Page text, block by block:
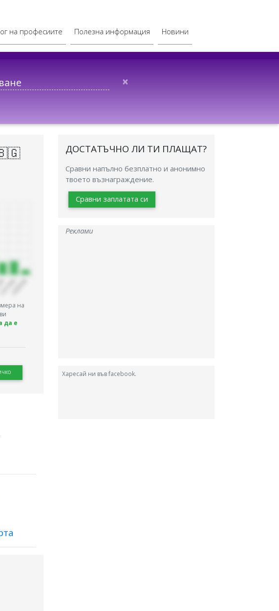
на професиите Полезна информация Новини
×
🇧🇬
на
да е
ДОСТАТЪЧНО ЛИ ТИ ПЛАЩАТ?
Сравни напълно безплатно и анонимно
твоето възнаграждение.
Сравни заплатата си
Реклами
Харесай ни във facebook.